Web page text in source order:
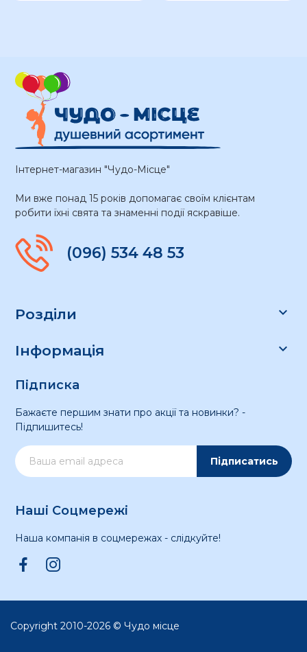
Інтернет-магазин "Чудо-Місце"
Ми вже понад 15 років допомагає своїм клієнтам
робити їхні свята та знаменні події яскравіше.
(096) 534 48 53
Розділи 
Інформація 
Підписка
Бажаєте першим знати про акції та новинки? -
Підпишитесь!
Підписатись
Наші Соцмережі
Наша компанія в соцмережах - слідкуйте!
Copyright 2010-2026 © Чудо місце